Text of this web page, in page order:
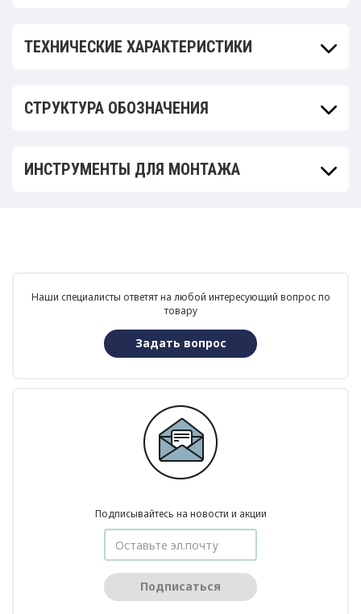
ТЕХНИЧЕСКИЕ ХАРАКТЕРИСТИКИ
СТРУКТУРА ОБОЗНАЧЕНИЯ
ИНСТРУМЕНТЫ ДЛЯ МОНТАЖА
Наши специалисты ответят на любой интересующий вопрос по
товару
Задать вопрос
Подписывайтесь на новости и акции
Подписаться